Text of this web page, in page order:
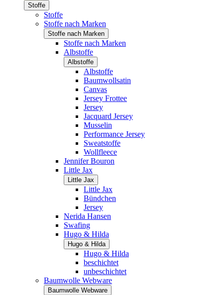
Stoffe
Stoffe
Stoffe nach Marken
Stoffe nach Marken
Stoffe nach Marken
Albstoffe
Albstoffe
Albstoffe
Baumwollsatin
Canvas
Jersey Frottee
Jersey
Jacquard Jersey
Musselin
Performance Jersey
Sweatstoffe
Wollfleece
Jennifer Bouron
Little Jax
Little Jax
Little Jax
Bündchen
Jersey
Nerida Hansen
Swafing
Hugo & Hilda
Hugo & Hilda
Hugo & Hilda
beschichtet
unbeschichtet
Baumwolle Webware
Baumwolle Webware